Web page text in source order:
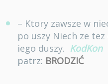
– Ktory zawsze w
po uszy Niech ze
iego duszy. KodKon
patrz: BRODZIĆ